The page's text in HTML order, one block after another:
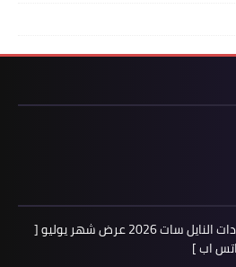
اعلن لدينا فى مدونة ترددات النايل سات 2026 عرض شهر يوليو [
اب ]